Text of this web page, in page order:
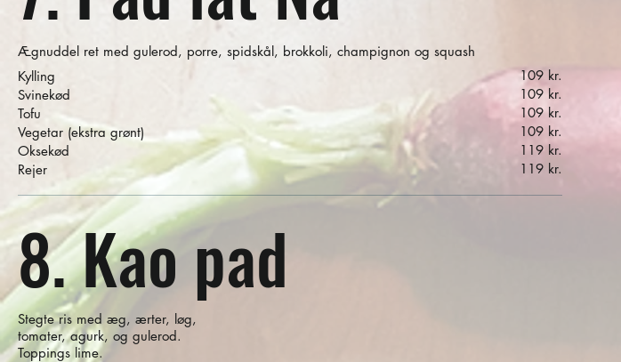
Ægnuddel ret med gulerod, porre, spidskål, brokkoli, champignon og squash
Kylling
109 kr.
Svinekød
109 kr.
Tofu
109 kr.
Vegetar (ekstra grønt)
109 kr.
Oksekød
119 kr.
Rejer
119 kr.
8. Kao pad
Stegte ris med æg, ærter, løg,
tomater, agurk, og gulerod.
Toppings lime.